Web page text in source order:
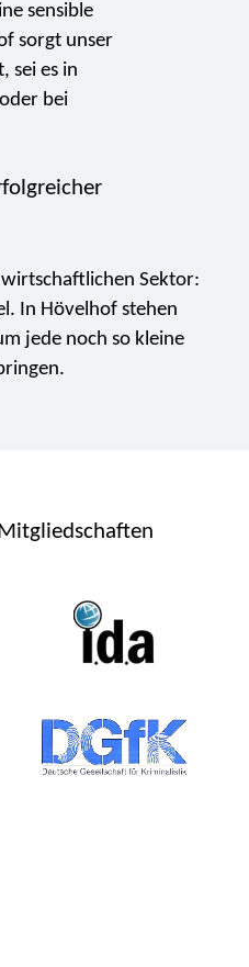
sensible
sorgt unser
sei es in
bei
Sektor:
In Hövelhof stehen
jede noch so kleine